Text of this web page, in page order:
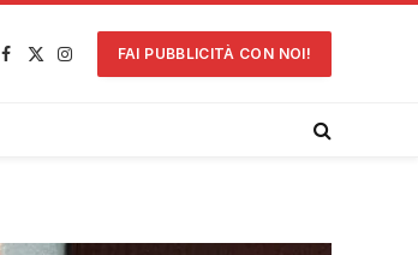
Facebook
X
Instagram
FAI PUBBLICITÀ CON NOI!